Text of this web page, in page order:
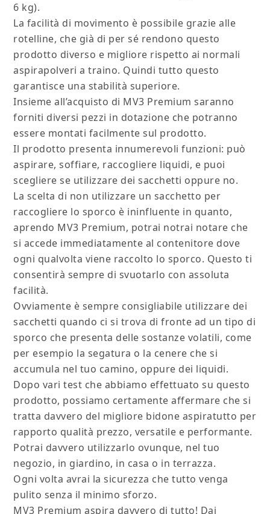
6 kg).
La facilità di movimento è possibile grazie alle
rotelline, che già di per sé rendono questo
prodotto diverso e migliore rispetto ai normali
aspirapolveri a traino. Quindi tutto questo
garantisce una stabilità superiore.
Insieme all’acquisto di MV3 Premium saranno
forniti diversi pezzi in dotazione che potranno
essere montati facilmente sul prodotto.
Il prodotto presenta innumerevoli funzioni: può
aspirare, soffiare, raccogliere liquidi, e puoi
scegliere se utilizzare dei sacchetti oppure no.
La scelta di non utilizzare un sacchetto per
raccogliere lo sporco è ininfluente in quanto,
aprendo MV3 Premium, potrai notrai notare che
si accede immediatamente al contenitore dove
ogni qualvolta viene raccolto lo sporco. Questo ti
consentirà sempre di svuotarlo con assoluta
facilità.
Ovviamente è sempre consigliabile utilizzare dei
sacchetti quando ci si trova di fronte ad un tipo di
sporco che presenta delle sostanze volatili, come
per esempio la segatura o la cenere che si
accumula nel tuo camino, oppure dei liquidi.
Dopo vari test che abbiamo effettuato su questo
prodotto, possiamo certamente affermare che si
tratta davvero del migliore bidone aspiratutto per
rapporto qualità prezzo, versatile e performante.
Potrai davvero utilizzarlo ovunque, nel tuo
negozio, in giardino, in casa o in terrazza.
Ogni volta avrai la sicurezza che tutto venga
pulito senza il minimo sforzo.
MV3 Premium aspira davvero di tutto! Dai